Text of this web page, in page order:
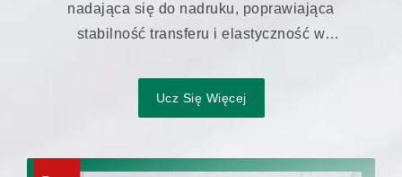
nadająca się do nadruku, poprawiająca
stabilność transferu i elastyczność w
Ucz Się Więcej